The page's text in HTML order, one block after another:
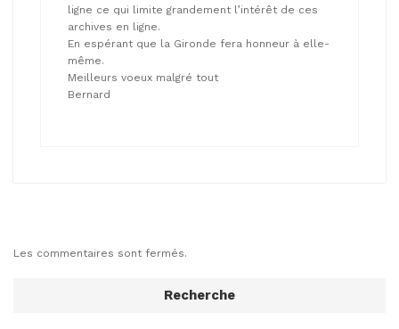
ligne ce qui limite grandement l’intérêt de ces
archives en ligne.
En espérant que la Gironde fera honneur à elle-
même.
Meilleurs voeux malgré tout
Bernard
Les commentaires sont fermés.
Recherche